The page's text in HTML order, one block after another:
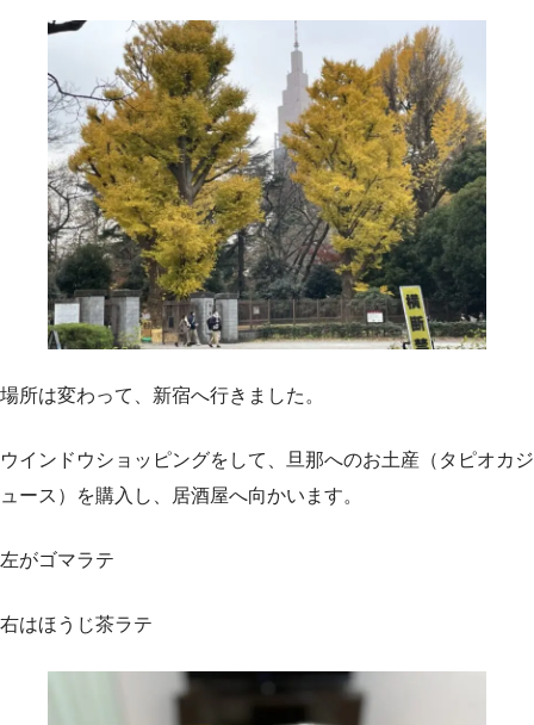
場所は変わって、新宿へ行きました。
ウインドウショッピングをして、旦那へのお土産（タピオカジ
ュース）を購入し、居酒屋へ向かいます。
左がゴマラテ
右はほうじ茶ラテ